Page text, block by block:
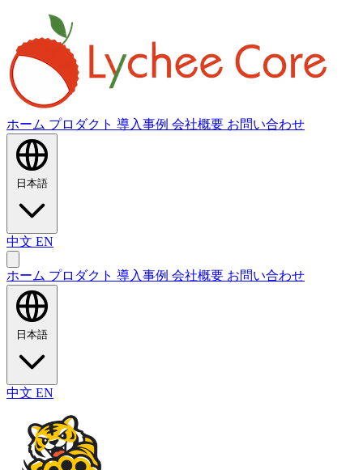
ホーム プロダクト 導入事例 会社概要 お問い合わせ
日本語
中文 EN
ホーム プロダクト 導入事例 会社概要 お問い合わせ
日本語
中文 EN